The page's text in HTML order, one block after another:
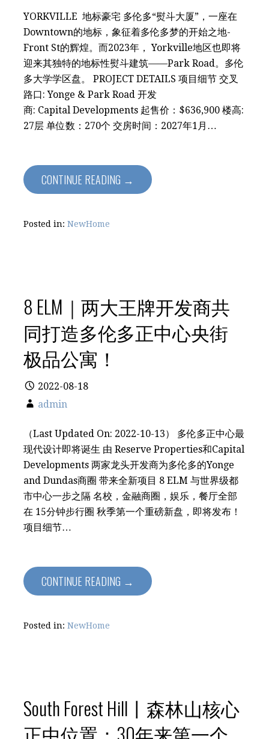
YORKVILLE 地标豪宅 多伦多“熨斗大厦”，一座在
Downtown的地标，象征着多伦多梦的开始之地-
Front St的辉煌。而2023年， Yorkville地区也即将
迎来其独特的地标性熨斗建筑——Park Road。多伦
多大学学区盘。 PROJECT DETAILS 项目细节 交叉
路口: Yonge & Park Road 开发
商: Capital Developments 起售价：$636,900 楼高:
27层 单位数：270个 交房时间：2027年1月…
CONTINUE READING →
Posted in: NewHome
8 ELM｜两大王牌开发商共
同打造多伦多正中心央街
极品公寓！
2022-08-18
admin
（Last Updated On: 2022-10-13） 多伦多正中心最
现代设计即将诞生 由 Reserve Properties和Capital
Developments 两家龙头开发商为多伦多的Yonge
and Dundas商圈 带来全新项目 8 ELM 与世界级都
市中心一步之隔 名校，金融商圈，娱乐，餐厅全部
在 15分钟步行圈 秋季第一个重磅新盘，即将发布！
项目细节…
CONTINUE READING →
Posted in: NewHome
South Forest Hill丨森林山核心
正中位置：30年来第一个